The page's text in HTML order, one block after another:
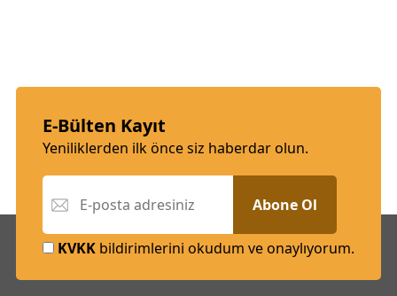
E-Bülten Kayıt
Yeniliklerden ilk önce siz haberdar olun.
Abone Ol
KVKK bildirimlerini okudum ve onaylıyorum.